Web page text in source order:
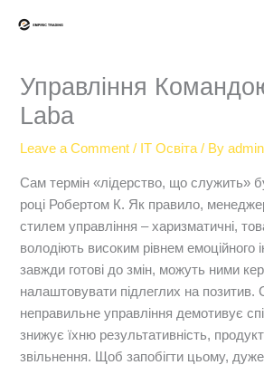
Управління
Laba
Leave a Comment / IT Освіта/ Byadmin
Сам термін «лідерство, що служить»
році Робертом К. Як правило,
стилем управління – харизматичні,
володіють високим рівнем емоційного
завжди готові до змін, можуть ними
налаштовувати підлеглих на
неправильне управління демотивує
знижує їхню результативність,
звільнення. Щоб запобігти цьому,